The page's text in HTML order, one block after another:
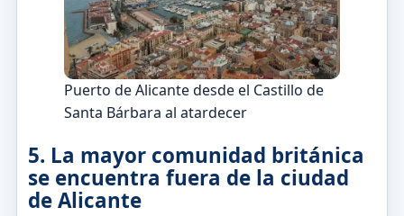
Puerto de Alicante desde el Castillo de
Santa Bárbara al atardecer
5. La mayor comunidad británica
se encuentra fuera de la ciudad
de Alicante